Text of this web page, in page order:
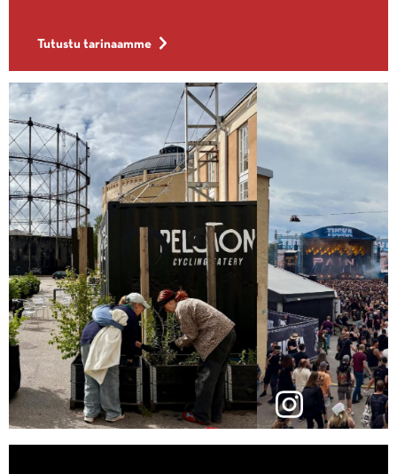
Tutustu tarinaamme